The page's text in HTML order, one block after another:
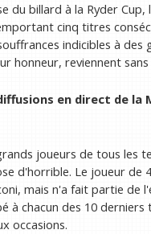
du billard à la Ryder
cinq titres
indicibles à des
honneur, reviennent
en direct de la
joueurs de tous les
d'horrible. Le joueur
mais n'a fait partie de
à chacun des 10
occasions.